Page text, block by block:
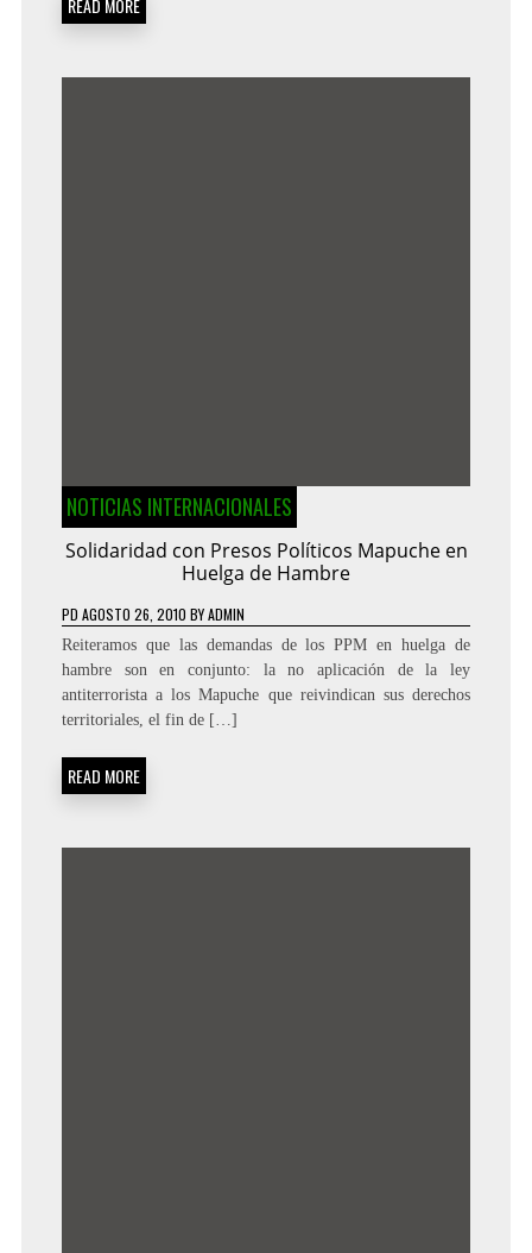
READ MORE
NOTICIAS INTERNACIONALES
Solidaridad con Presos Políticos Mapuche en
Huelga de Hambre
PD AGOSTO 26, 2010 BYADMIN
Reiteramos que las demandas de los PPM en huelga de
hambre son en conjunto: la no aplicación de la ley
antiterrorista a los Mapuche que reivindican sus derechos
territoriales, el fin de […]
READ MORE